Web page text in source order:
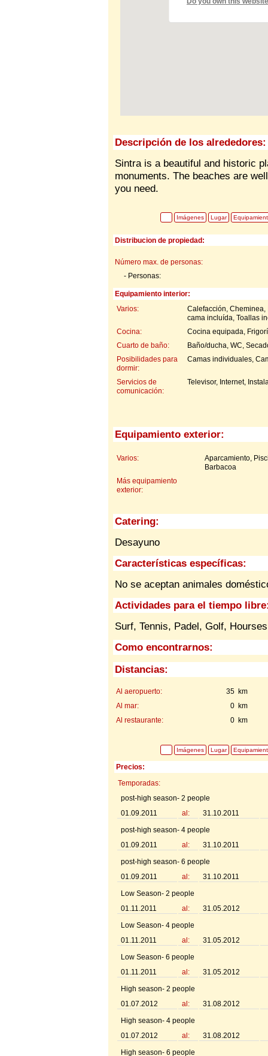
Descripción de los alrededores:
Sintra is a beautiful and historic
monuments. The beaches are
you need.
Imágenes Lugar
Distribucion de propiedad:
Número max. de personas:
- Personas:
Equipamiento interior:
Varios:
Calefacción, Cheminea,
cama incluída, Toallas
Cocina:
Cocina equipada,
Cuarto de baño:
Baño/ducha, WC,
Posibilidades para
dormir:
Camas individuales,
Servicios de
comunicación:
Televisor, Internet,
Equipamiento exterior:
Varios:
Aparcamiento,
Barbacoa
Más equipamiento
exterior:
Catering:
Desayuno
Características específicas:
No se aceptan animales
Actividades para el tiempo
Surf, Tennis, Padel, Golf,
Como encontrarnos:
Distancias:
35 km
Al aeropuerto:
0 km
Al mar:
0 km
Al restaurante:
Imágenes Lugar
Precios:
Temporadas:
post-high season- 2 people
01.09.2011
al:
31.10.2011
post-high season- 4 people
01.09.2011
al:
31.10.2011
post-high season- 6 people
01.09.2011
al:
31.10.2011
Low Season- 2 people
01.11.2011
al:
31.05.2012
Low Season- 4 people
01.11.2011
al:
31.05.2012
Low Season- 6 people
01.11.2011
al:
31.05.2012
High season- 2 people
01.07.2012
al:
31.08.2012
High season- 4 people
01.07.2012
al:
31.08.2012
High season- 6 people